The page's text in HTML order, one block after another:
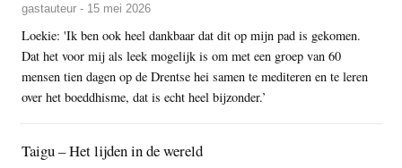
gastauteur - 15 mei 2026
Loekie: 'Ik ben ook heel dankbaar dat dit op mijn pad is gekomen.
Dat het voor mij als leek mogelijk is om met een groep van 60
mensen tien dagen op de Drentse hei samen te mediteren en te leren
over het boeddhisme, dat is echt heel bijzonder.’
Taigu – Het lijden in de wereld